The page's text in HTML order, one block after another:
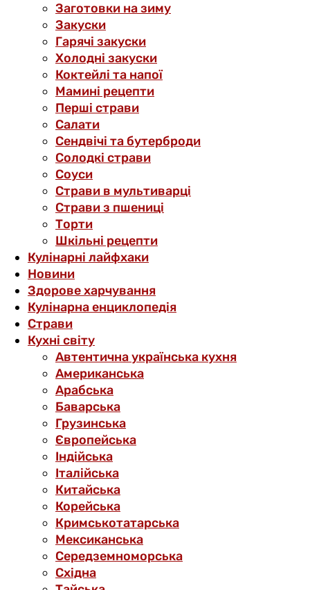
Заготовки на зиму
Закуски
Гарячі закуски
Холодні закуски
Коктейлі та напої
Мамині рецепти
Перші страви
Салати
Сендвічі та бутерброди
Солодкі страви
Соуси
Страви в мультиварці
Страви з пшениці
Торти
Шкільні рецепти
Кулінарні лайфхаки
Новини
Здорове харчування
Кулінарна енциклопедія
Страви
Кухні світу
Автентична українська кухня
Американська
Арабська
Баварська
Грузинська
Європейська
Індійська
Італійська
Китайська
Корейська
Кримськотатарська
Мексиканська
Середземноморська
Східна